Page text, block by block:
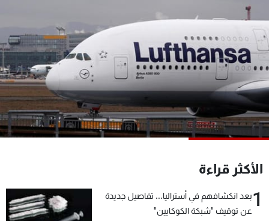
الأكثر قراءة
1بعد انكشافهم في أستراليا... تفاصيل جديدة
عن توقيف "شبكة الكوكايين"
إقتصاد
منوعات
كأس العالم
البرامج
شاهد البرامج
الترددات
عن MTV